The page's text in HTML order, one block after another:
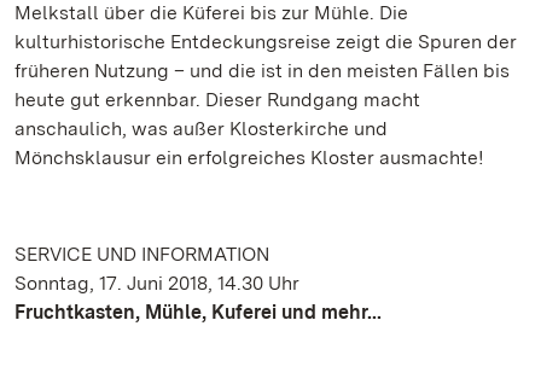
Melkstall über die Küferei bis zur Mühle. Die
kulturhistorische Entdeckungsreise zeigt die Spuren der
früheren Nutzung – und die ist in den meisten Fällen bis
heute gut erkennbar. Dieser Rundgang macht
anschaulich, was außer Klosterkirche und
Mönchsklausur ein erfolgreiches Kloster ausmachte!
SERVICE UND INFORMATION
Sonntag, 17. Juni 2018, 14.30 Uhr
Fruchtkasten, Mühle, Kuferei und mehr...